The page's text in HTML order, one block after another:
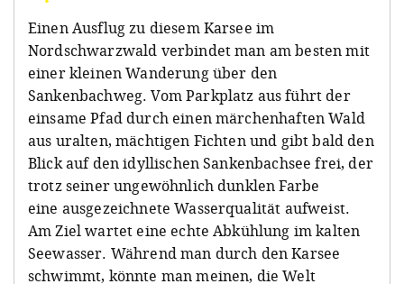
Einen Ausflug zu diesem Karsee im
Nordschwarzwald verbindet man am besten mit
einer kleinen Wanderung über den
Sankenbachweg. Vom Parkplatz aus führt der
einsame Pfad durch einen märchenhaften Wald
aus uralten, mächtigen Fichten und gibt bald den
Blick auf den idyllischen Sankenbachsee frei, der
trotz seiner ungewöhnlich dunklen Farbe
eine ausgezeichnete Wasserqualität aufweist.
Am Ziel wartet eine echte Abkühlung im kalten
Seewasser. Während man durch den Karsee
schwimmt, könnte man meinen, die Welt